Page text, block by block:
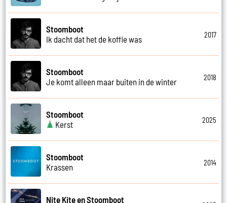
Stoomboot
Ik dacht dat het de koffie was
2017
Stoomboot
Je komt alleen maar buiten in de winter
2018
Stoomboot
Kerst
2025
Stoomboot
Krassen
2014
Nite Kite en Stoomboot